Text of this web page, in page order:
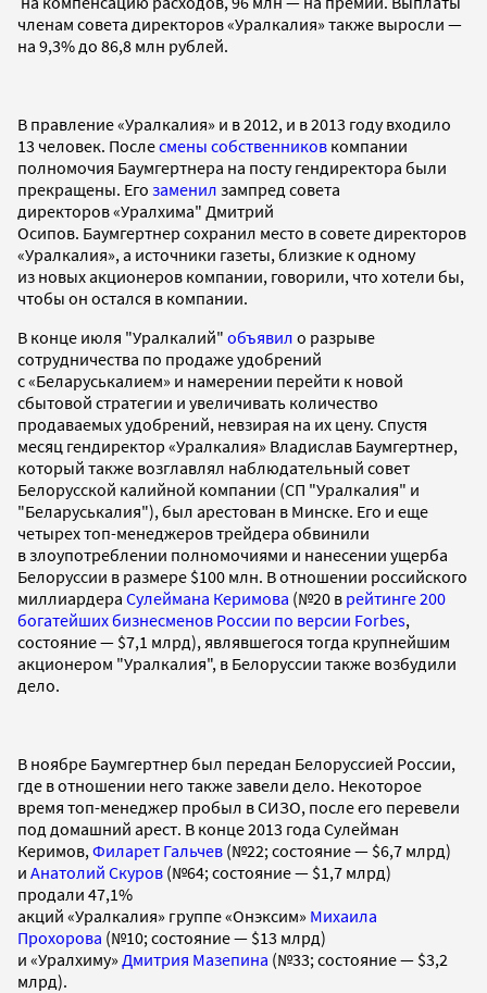
членам совета директоров «Уралкалия» также выросли —
на 9,3% до 86,8 млн рублей.
В правление «Уралкалия» и в 2012, и в 2013 году входило
13 человек. Послесмены собственников компании
полномочия Баумгертнера на посту гендиректора были
прекращены. Его заменил зампред совета
директоров «Уралхима" Дмитрий
Осипов. Баумгертнер сохранил место в совете директоров
«Уралкалия», а источники газеты, близкие к одному
из новых акционеров компании, говорили, что хотели бы,
чтобы он остался в компании.
В конце июля "Уралкалий" объявил о разрыве
сотрудничества по продаже удобрений
с «Беларуськалием» и намерении перейти к новой
сбытовой стратегии и увеличивать количество
продаваемых удобрений, невзирая на их цену. Спустя
месяц гендиректор «Уралкалия» Владислав Баумгертнер,
который также возглавлял наблюдательный совет
Белорусской калийной компании (СП "Уралкалия" и
"Беларуськалия"), был арестован в Минске. Его и еще
четырех топ-менеджеров трейдера обвинили
в злоупотреблении полномочиями и нанесении ущерба
Белоруссии в размере $100 млн. В отношении российского
миллиардера Сулеймана Керимова (№20 в рейтинге 200
богатейших бизнесменов России по версии Forbes,
состояние — $7,1 млрд), являвшегося тогда крупнейшим
акционером "Уралкалия", в Белоруссии также возбудили
дело.
В ноябре Баумгертнер был передан Белоруссией России,
где в отношении него также завели дело. Некоторое
время топ-менеджер пробыл в СИЗО, после его перевели
под домашний арест. В конце 2013 года Сулейман
Керимов, Филарет Гальчев (№22; состояние — $6,7 млрд)
и Анатолий Скуров (№64; состояние — $1,7 млрд)
продали 47,1%
акций «Уралкалия» группе «Онэксим» Михаила
Прохорова (№10; состояние — $13 млрд)
и «Уралхиму» Дмитрия Мазепина (№33; состояние — $3,2
млрд).